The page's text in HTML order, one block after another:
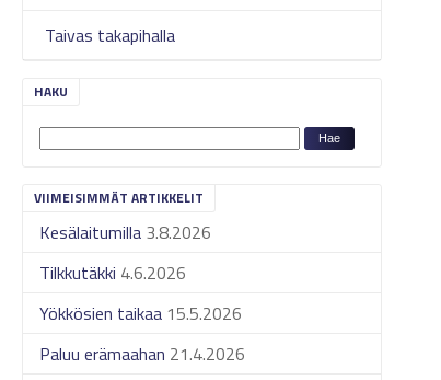
Taivas takapihalla
HAKU
VIIMEISIMMÄT ARTIKKELIT
Kesälaitumilla 3.8.2026
Tilkkutäkki 4.6.2026
Yökkösien taikaa 15.5.2026
Paluu erämaahan 21.4.2026